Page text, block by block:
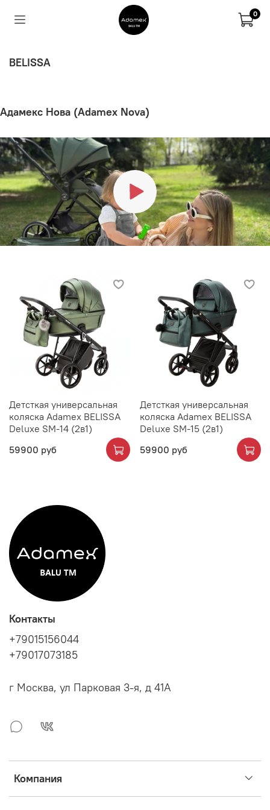
0
BELISSA
Адамекс Нова (Adamex Nova)
Детсткая универсальная
коляска Adamex BELISSA
Deluxe SM-14 (2в1)
59900 руб
Детсткая универсальная
коляска Adamex BELISSA
Deluxe SM-15 (2в1)
59900 руб
Компания
Контакты
+79015156044
+79017073185
г Москва, ул Парковая 3-я, д 41А